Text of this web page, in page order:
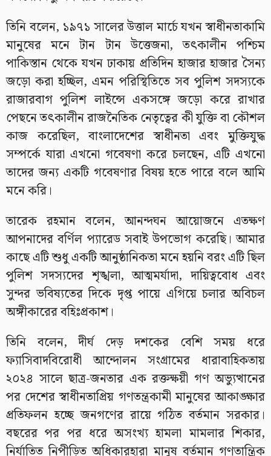
তিনি বলেন, ১৯৭১ সালের উত্তাল মার্চে যখন স্বাধীনতাকামি
মানুষের মনে টান টান উত্তেজনা, তৎকালীন পশ্চিম
পাকিস্তান থেকে যখন ঢাকায় প্রতিদিন হাজার হাজার সৈন্য
জড়ো করা হচ্ছিল, এমন পরিস্থিতিতে সব পুলিশ সদস্যকে
রাজারবাগ পুলিশ লাইন্সে একসঙ্গে জড়ো করে রাখার
পেছনে তৎকালীন রাজনৈতিক নেতৃত্বের কী যুক্তি বা কৌশল
কাজ করেছিল, বাংলাদেশের স্বাধীনতা এবং মুক্তিযুদ্ধ
সম্পর্কে যারা এখনো গবেষণা করে চলছেন, এটি এখনো
তাদের জন্য একটি গবেষণার বিষয় হতে পারে বলে আমি
মনে করি।
তারেক রহমান বলেন, আনন্দঘন আয়োজনে এতক্ষণ
আপনাদের বর্ণিল প্যারেড সবাই উপভোগ করেছি। আমার
কাছে এটি শুধু একটি আনুষ্ঠানিকতা মনে হয়নি বরং এটি ছিল
পুলিশ সদস্যদের শৃঙ্খলা, আত্মমর্যাদা, দায়িত্ববোধ এবং
সুন্দর ভবিষ্যতের দিকে দৃপ্ত পায়ে এগিয়ে চলার অবিচল
অঙ্গীকারের বহিঃপ্রকাশ।
তিনি বলেন, দীর্ঘ দেড় দশকের বেশি সময় ধরে
ফ্যাসিবাদবিরোধী আন্দোলন সংগ্রামের ধারাবাহিকতায়
২০২৪ সালে ছাত্র-জনতার এক রক্তক্ষয়ী গণ অভ্যুত্থানের
পর দেশের স্বাধীনতাপ্রিয় গণতন্ত্রকামী মানুষের আকাঙ্ক্ষার
প্রতিফলন হচ্ছে জনগণের রায়ে গঠিত বর্তমান সরকার।
বছরের পর পর ধরে অসংখ্য হামলা মামলার শিকার,
নির্যাতিত নিপীড়িত অধিকারহারা মানুষ বর্তমান গণতান্ত্রিক